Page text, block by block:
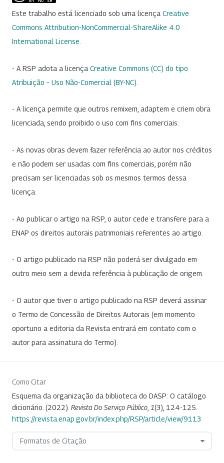
Este trabalho está licenciado sob uma licença Creative
Commons Attribution-NonCommercial-ShareAlike 4.0
International License
- A RSP adota a licença Creative Commons (CC) do tipo
Atribuição – Uso Não-Comercial (BY-NC)
- A licença permite que outros remixem, adaptem e criem obra
licenciada, sendo proibido o uso com fins comerciais.
- As novas obras devem fazer referência ao autor nos créditos
e não podem ser usadas com fins comerciais, porém não
precisam ser licenciadas sob os mesmos termos dessa
licença.
- Ao publicar o artigo na RSP, o autor cede e transfere para a
ENAP os direitos autorais patrimoniais referentes ao artigo.
- O artigo publicado na RSP não poderá ser divulgado em
outro meio sem a devida referência à publicação de origem.
- O autor que tiver o artigo publicado na RSP deverá assinar
o Termo de Concessão de Direitos Autorais (em momento
oportuno a editoria da Revista entrará em contato com o
autor para assinatura do Termo).
Como Citar
Esquema da organização da biblioteca do DASP: O catálogo
dicionário. (2022). Revista Do Serviço Público 1(3), 124-125.
https://revista.enap.gov.br/index.php/RSP/article/view/9113
Formatos de Citação